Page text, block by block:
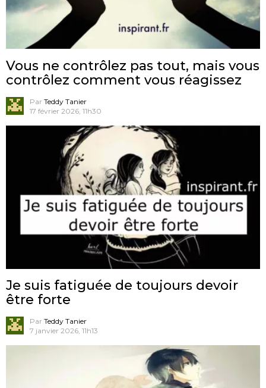
Vous ne contrôlez pas tout, mais vous
contrôlez comment vous réagissez
Par Teddy Tanier
17 février 2026, 11h30
Je suis fatiguée de toujours devoir
être forte
Par Teddy Tanier
7 janvier 2026, 11h13